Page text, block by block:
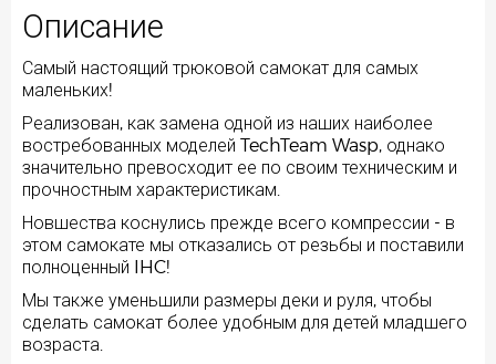
Описание
Самый настоящий трюковой самокат для самых
маленьких!
Реализован, как замена одной из наших наиболее
востребованных моделей TechTeam Wasp, однако
значительно превосходит ее по своим техническим и
прочностным характеристикам.
Новшества коснулись прежде всего компрессии - в
этом самокате мы отказались от резьбы и поставили
полноценный IHC!
Мы также уменьшили размеры деки и руля, чтобы
сделать самокат более удобным для детей младшего
возраста.